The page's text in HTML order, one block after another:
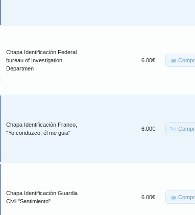
Chapa Identificación Federal
bureau of Investigation,
Departmen
6.00€
Chapa Identificación Franco,
"Yo conduzco, él me guia"
6.00€
Chapa Identificación Guardia
Civil "Sentimiento"
6.00€